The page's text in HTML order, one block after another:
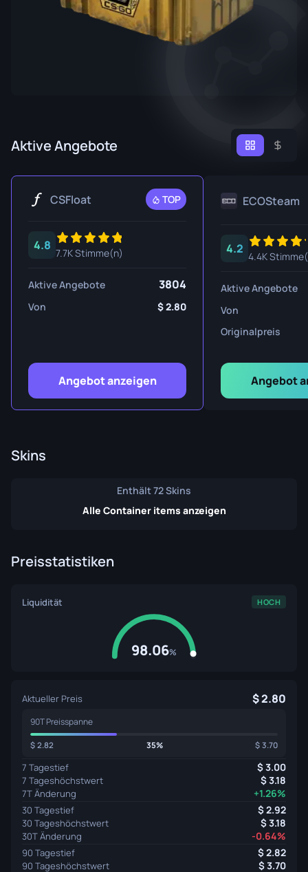
Aktive Angebote
CSFloat TOP
4.8
7.7K Stimme(n)
Aktive Angebote 3804
Von 2.80
Angebot anzeigen
ECOSteam
4.2
4.4K
Aktive Angebote
Von
Originalpreis
Angebot
Skins
Enthält 72 Skins
Alle Container items anzeigen
Preisstatistiken
Liquidität HOCH
98.06%
Aktueller Preis 2.80
90T Preisspanne
2.82 35% 3.70
7 Tagestief 3.00
7 Tageshöchstwert 3.18
7T Änderung +1.26%
30 Tagestief 2.92
30 Tageshöchstwert 3.18
30T Änderung -0.64%
90 Tagestief 2.82
90 Tageshöchstwert 3.70